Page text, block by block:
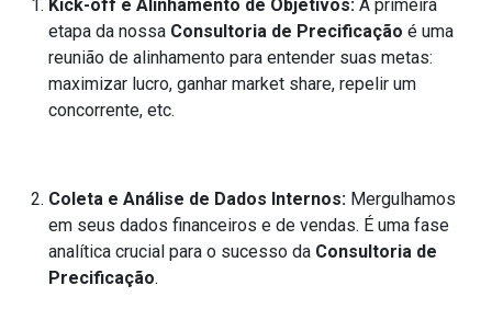
Kick-off e Alinhamento de Objetivos: A primeira
etapa da nossa Consultoria de Precificação é uma
reunião de alinhamento para entender suas metas:
maximizar lucro, ganhar market share, repelir um
concorrente, etc.
Coleta e Análise de Dados Internos: Mergulhamos
em seus dados financeiros e de vendas. É uma fase
analítica crucial para o sucesso da Consultoria de
Precificação.